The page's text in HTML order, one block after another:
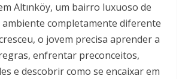
Altınköy, um bairro luxuoso de
ambiente completamente diferente
o jovem precisa aprender a
enfrentar preconceitos,
e descobrir como se encaixar em